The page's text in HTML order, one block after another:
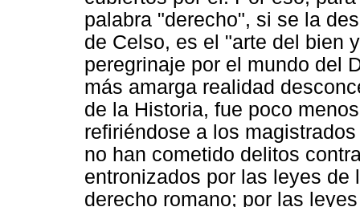
palabra "derecho", si se la
de Celso, es el "arte del bien
peregrinaje por el mundo del
más amarga realidad
de la Historia, fue poco
refiriéndose a los
no han cometido delitos
entronizados por las leyes de
derecho romano; por las